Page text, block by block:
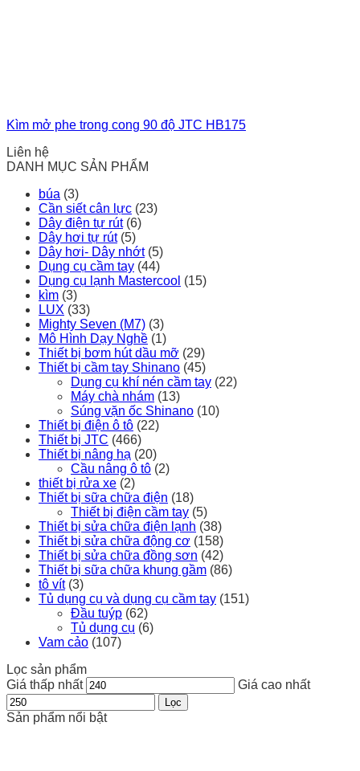
Kìm mở phe trong cong 90 độ JTC HB175
Liên hệ
DANH MỤC SẢN PHẨM
búa (3)
Cần siết cân lực (23)
Dây điện tự rút (6)
Dây hơi tự rút (5)
Dây hơi- Dây nhớt (5)
Dụng cụ cầm tay (44)
Dụng cụ lạnh Mastercool (15)
kìm (3)
LUX (33)
Mighty Seven (M7) (3)
Mô Hình Dạy Nghề (1)
Thiết bị bơm hút dầu mỡ (29)
Thiết bị cầm tay Shinano (45)
Dụng cụ khí nén cầm tay (22)
Máy chà nhám (13)
Súng vặn ốc Shinano (10)
Thiết bị điện ô tô (22)
Thiết bị JTC (466)
Thiết bị nâng hạ (20)
Cầu nâng ô tô (2)
thiết bị rửa xe (2)
Thiết bị sữa chữa điện (18)
Thiết bị điện cầm tay (5)
Thiết bị sửa chữa điện lạnh (38)
Thiết bị sửa chữa động cơ (158)
Thiết bị sửa chữa đồng sơn (42)
Thiết bị sữa chữa khung gầm (86)
tô vít (3)
Tủ dụng cụ và dụng cụ cầm tay (151)
Đầu tuýp (62)
Tủ dụng cụ (6)
Vam cảo (107)
Lọc sản phẩm
Giá thấp nhất
Giá cao nhất
Lọc
Sản phẩm nổi bật